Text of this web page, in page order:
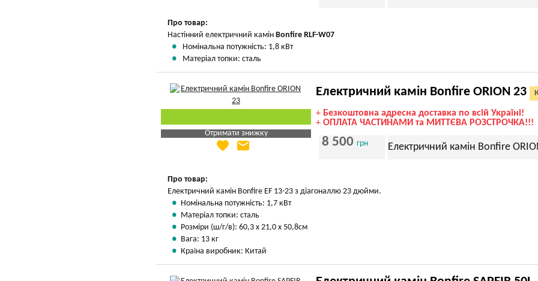
Про товар:
Настінний електричний камін Bonfire RLF-W07
Номінальна потужність: 1,8 кВт
Матеріал топки: сталь
Отримати знижку
Яка Ваша ціна
favorite email
Електричний камін Bonfire ORION 23
+ Безкоштовна адресна доставка по всій Україні!
+ ОПЛАТА ЧАСТИНАМИ та МИТТЄВА РОЗСТРОЧКА!!!
8 500 грн Електричний камін Bonfire
Про товар:
Електричний камін Bonfire EF 13-23 з діагоналлю 23 дюйми.
Номінальна потужність: 1,7 кВт
Матеріал топки: сталь
Розміри (ш/г/в): 60,3 х 21,0 х 50,8см
Вага: 13 кг
Країна виробник: Китай